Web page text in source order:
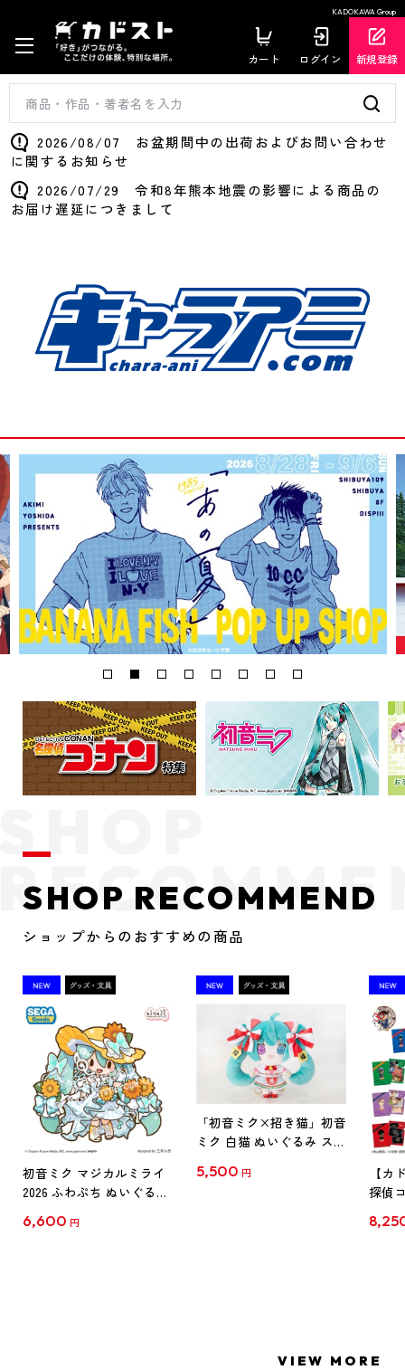
KADOKAWA Group
カート ログイン 新規登録
2026/08/07 お盆期間中の出荷およびお問い合わせ
に関するお知らせ
2026/07/29 令和8年熊本地震の影響による商品の
お届け遅延につきまして
SHOP RECOMMEND
ショップからのおすすめの商品
初音ミク マジカルミライ
2026 ふわぷち ぬいぐるみ
6,600 円
「初音ミク×招き猫」初音
ミク 白猫 ぬいぐるみ スタ
5,500 円
【カ
探偵
クリ
VIEW MORE